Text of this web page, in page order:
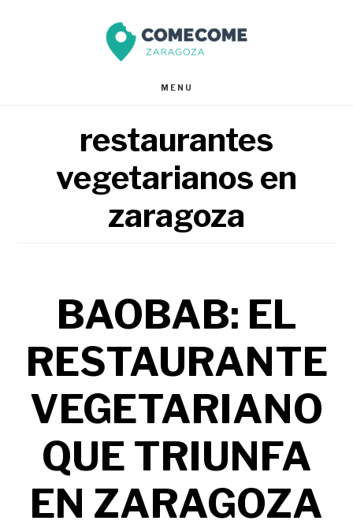
MENU
restaurantes
vegetarianos en
zaragoza
BAOBAB: EL
RESTAURANTE
VEGETARIANO
QUE TRIUNFA
EN ZARAGOZA